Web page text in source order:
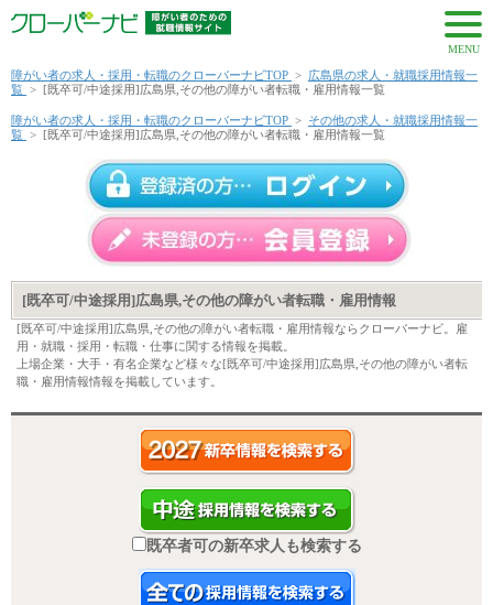
MENU
障がい者の求人・採用・転職のクローバーナビTOP > 広島県の求人・就職採用情報一
覧 > [既卒可/中途採用]広島県,その他の障がい者転職・雇用情報一覧
障がい者の求人・採用・転職のクローバーナビTOP > その他の求人・就職採用情報一
覧 > [既卒可/中途採用]広島県,その他の障がい者転職・雇用情報一覧
[既卒可/中途採用]広島県,その他の障がい者転職・雇用情報
[既卒可/中途採用]広島県,その他の障がい者転職・雇用情報ならクローバーナビ。雇
用・就職・採用・転職・仕事に関する情報を掲載。
上場企業・大手・有名企業など様々な[既卒可/中途採用]広島県,その他の障がい者転
職・雇用情報情報を掲載しています。
既卒者可の新卒求人も検索する